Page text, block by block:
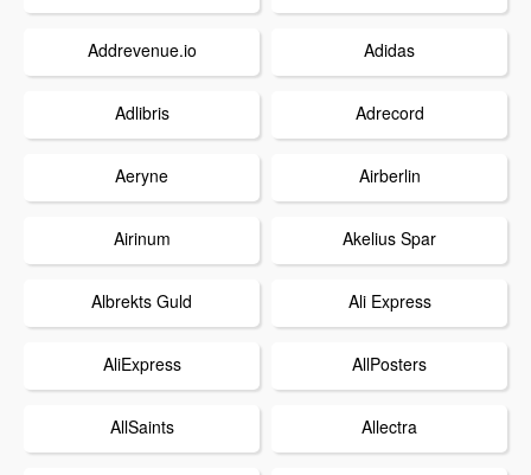
Addrevenue.io Adidas
Adlibris Adrecord
Aeryne Airberlin
Airinum Akelius Spar
Albrekts Guld Ali Express
AliExpress AllPosters
AllSaints Allectra